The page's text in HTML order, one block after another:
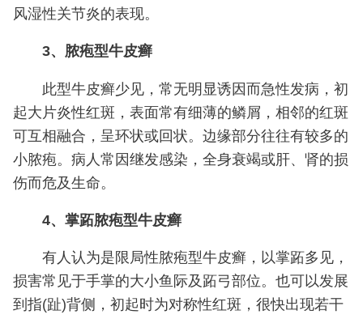
风湿性关节炎的表现。
3、脓疱型牛皮癣
此型牛皮癣少见，常无明显诱因而急性发病，初
起大片炎性红斑，表面常有细薄的鳞屑，相邻的红斑
可互相融合，呈环状或回状。边缘部分往往有较多的
小脓疱。病人常因继发感染，全身衰竭或肝、肾的损
伤而危及生命。
4、掌跖脓疱型牛皮癣
有人认为是限局性脓疱型牛皮癣，以掌跖多见，
损害常见于手掌的大小鱼际及跖弓部位。也可以发展
到指(趾)背侧，初起时为对称性红斑，很快出现若干